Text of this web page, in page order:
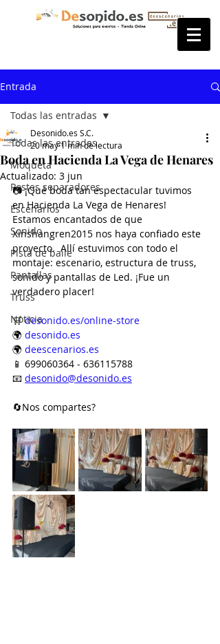
Entrada
Todas las entradas
Moqueta
Postes separadores
Escenarios
Sonido
Pista de baile
Pantallas
Truss
Noticia
Todas las entradas
Boda en Hacienda La Vega de Henares
Desonido.es S.C.
20 may1 min de lectura
Actualizado: 3 jun
📷 ¡Qué boda tan espectacular tuvimos
en Hacienda La Vega de Henares!
Estamos encantados de que
Xinshangren2015 nos haya confiado este
proyecto.  Allí estuvimos con todo el
montaje: escenario, estructura de truss,
sonido y pantallas de Led. ¡Fue un
verdadero placer!
🛒 desonido.es/online-store
🌍 desonido.es
🌍 deescenarios.es
📱 699060364 - 636115788
📧 desonido@desonido.es
🔄Nos compartes?